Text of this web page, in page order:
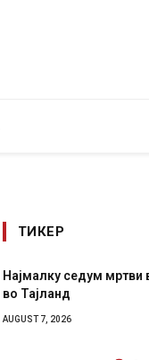
ТИКЕР
во нападот врз